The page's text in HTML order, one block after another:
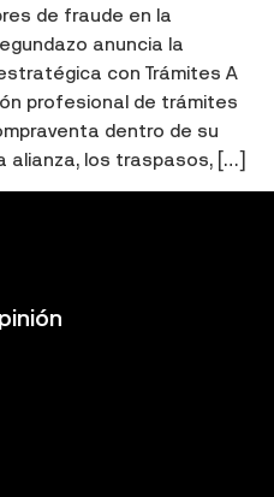
de fraude en la
anuncia la
con Trámites A
profesional de trámites
dentro de su
alianza, los traspasos, […]